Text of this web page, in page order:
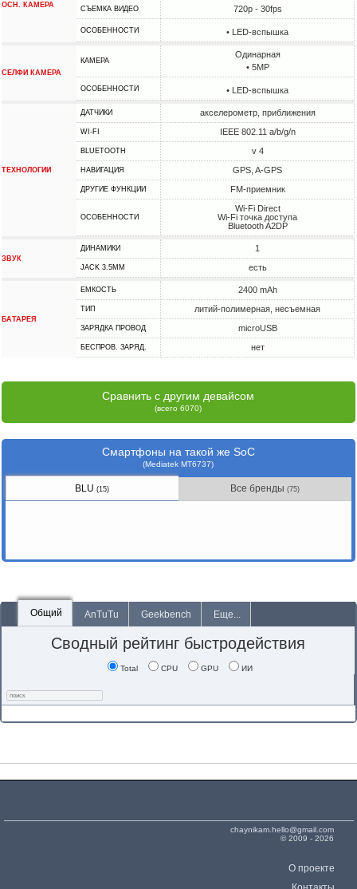
ОСН. КАМЕРА СЪЕМКА ВИДЕО 720p - 30fps
ОСОБЕННОСТИ • LED-вспышка
СЕЛФИ КАМЕРА
КАМЕРА
Одинарная
• 5MP
ОСОБЕННОСТИ • LED-вспышка
ТЕХНОЛОГИИ
ДАТЧИКИ акселерометр, приближения
WI-FI IEEE 802.11 a/b/g/n
BLUETOOTH v 4
НАВИГАЦИЯ GPS, A-GPS
ДРУГИЕ ФУНКЦИИ FM-приемник
ОСОБЕННОСТИ
Wi-Fi Direct
Wi-Fi точка доступа
Bluetooth A2DP
ЗВУК
ДИНАМИКИ 1
JACK 3.5MM есть
БАТАРЕЯ
ЕМКОСТЬ 2400 mAh
ТИП литий-полимерная, несъемная
ЗАРЯДКА ПРОВОД microUSB
БЕСПРОВ. ЗАРЯД. нет
Сравнить с другим девайсом
(всего 6070)
Смартфоны на такой же SoC
(Mediatek MT6737)
BLU(15) Все бренды(75)
Общий AnTuTu Geekbench Еще...
Сводный рейтинг быстродействия
Total CPU GPU ИИ
chaynikam.hello@gmail.com
© 2009 - 2026
О проекте